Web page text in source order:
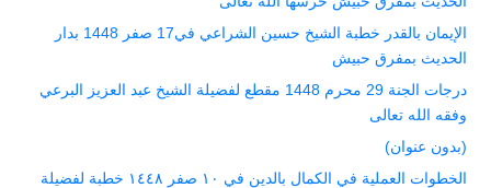
الإيمان بالقدر خطبة الشيخ حسين الشراعي في17 صفر 1448 بدار
الحديث بمفرق حبيش
درجات الجنة 29 محرم 1448 مقطع لفضيلة الشيخ عبد العزيز البرعي
وفقه الله تعالى
(بدون عنوان)
الخطوات العملية في الكمال بالدين في ١٠ صفر ١٤٤٨ خطبة لفضيلة